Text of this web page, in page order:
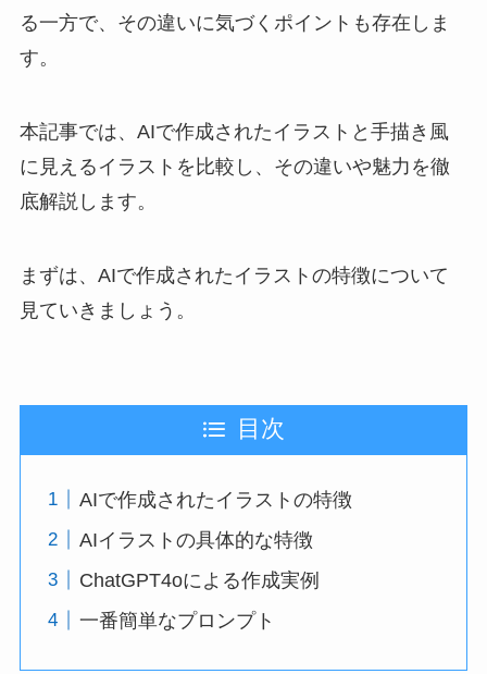
る一方で、その違いに気づくポイントも存在しま
す。
本記事では、AIで作成されたイラストと手描き風
に見えるイラストを比較し、その違いや魅力を徹
底解説します。
まずは、AIで作成されたイラストの特徴について
見ていきましょう。
目次
AIで作成されたイラストの特徴
AIイラストの具体的な特徴
ChatGPT4oによる作成実例
一番簡単なプロンプト